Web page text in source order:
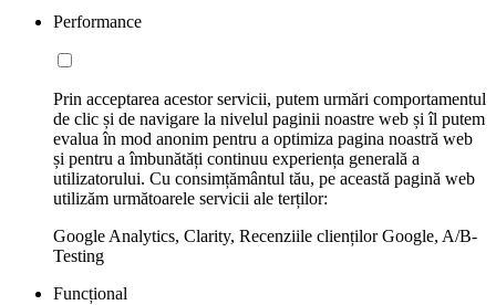
Performance
Prin acceptarea acestor servicii, putem urmări comportamentul
de clic și de navigare la nivelul paginii noastre web și îl putem
evalua în mod anonim pentru a optimiza pagina noastră web
și pentru a îmbunătăți continuu experiența generală a
utilizatorului. Cu consimțământul tău, pe această pagină web
utilizăm următoarele servicii ale terților:
Google Analytics, Clarity, Recenziile clienților Google, A/B-
Testing
Funcțional